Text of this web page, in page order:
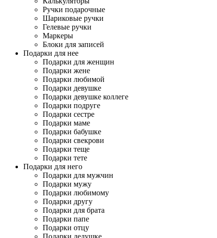
Ручки подарочные
Шариковые ручки
Гелевые ручки
Маркеры
Блоки для записей
Подарки для нее
Подарки для женщин
Подарки жене
Подарки любимой
Подарки девушке
Подарки девушке коллеге
Подарки подруге
Подарки сестре
Подарки маме
Подарки бабушке
Подарки свекрови
Подарки теще
Подарки тете
Подарки для него
Подарки для мужчин
Подарки мужу
Подарки любимому
Подарки другу
Подарки для брата
Подарки папе
Подарки отцу
Подарки дедушке